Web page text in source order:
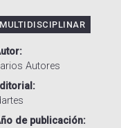
MULTIDISCIPLINAR
Autores
de publicación